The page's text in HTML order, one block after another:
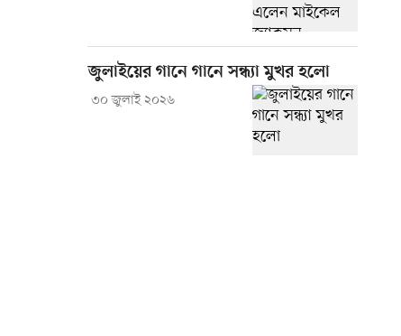
জুলাইয়ের গানে গানে সন্ধ্যা মুখর হলো
৩০ জুলাই ২০২৬